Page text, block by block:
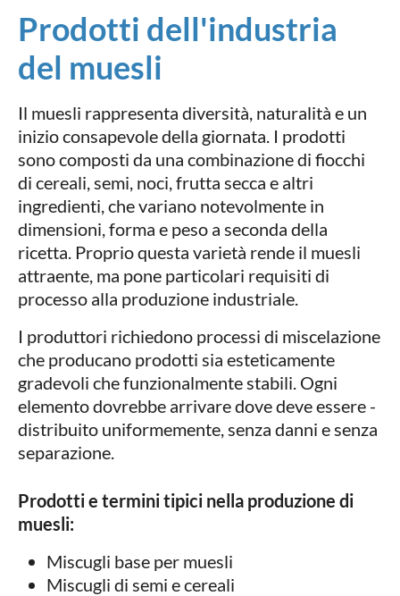
Prodotti dell'industria
del muesli
Il muesli rappresenta diversità, naturalità e un
inizio consapevole della giornata. I prodotti
sono composti da una combinazione di fiocchi
di cereali, semi, noci, frutta secca e altri
ingredienti, che variano notevolmente in
dimensioni, forma e peso a seconda della
ricetta. Proprio questa varietà rende il muesli
attraente, ma pone particolari requisiti di
processo alla produzione industriale.
I produttori richiedono processi di miscelazione
che producano prodotti sia esteticamente
gradevoli che funzionalmente stabili. Ogni
elemento dovrebbe arrivare dove deve essere -
distribuito uniformemente, senza danni e senza
separazione.
Prodotti e termini tipici nella produzione di
muesli:
Miscugli base per muesli
Miscugli di semi e cereali